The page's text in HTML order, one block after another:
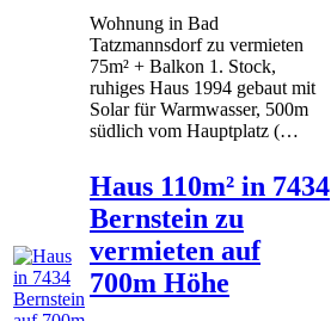
Wohnung in Bad
Tatzmannsdorf zu vermieten
75m² + Balkon 1. Stock,
ruhiges Haus 1994 gebaut mit
Solar für Warmwasser, 500m
südlich vom Hauptplatz (…
Haus 110m² in 7434
Bernstein zu
vermieten auf
700m Höhe